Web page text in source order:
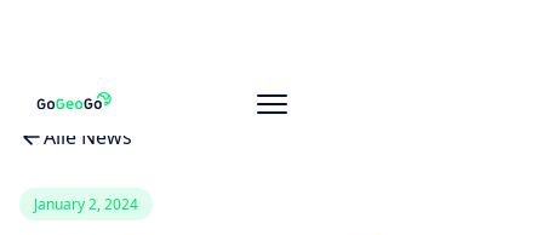
Alle News
January 2, 2024